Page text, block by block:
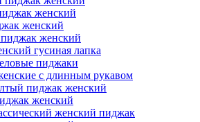
женский
женский
женский
гусиная лапка
пиджаки
с длинным рукавом
пиджак женский
женский
женский пиджак